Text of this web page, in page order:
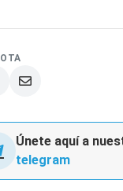
Únete aquí a
telegram